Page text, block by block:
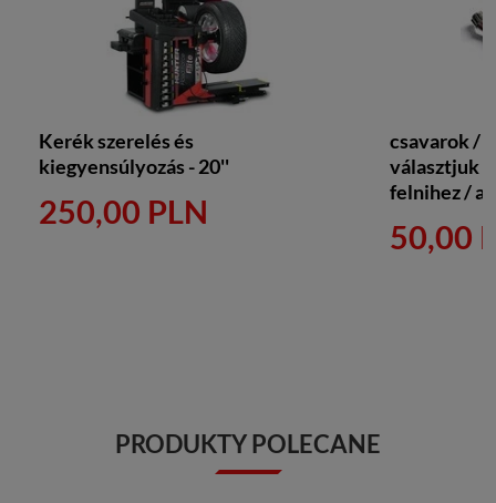
Kerék szerelés és
kiegyensúlyozás - 20''
250,00 PLN
csavarok /
választjuk
felnihez /
50,00
PRODUKTY POLECANE